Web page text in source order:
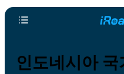
인도네시아